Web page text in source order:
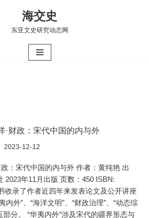
海交史
东亚文史研究动态网
·财政：宋代中国的内与外
2023-12-12
：宋代中国的内与外 作者：黄纯艳 出
2023年11月出版 页数：450 ISBN:
收录了作者近四年来发表论文及公开讲座
内外”、“海洋文明”、“财政治理”、“动态综
部分。 “华夷内外”涉及宋代的疆界形态与